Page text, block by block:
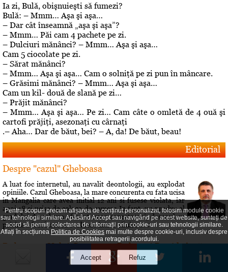
Ia zi, Bulă, obişnuieşti să fumezi?
Bulă: – Mmm… Aşa şi aşa…
– Dar cât înseamnă „aşa şi aşa”?
– Mmm… Păi cam 4 pachete pe zi.
– Dulciuri mănânci? – Mmm… Aşa şi aşa…
Cam 5 ciocolate pe zi.
– Sărat mănânci?
– Mmm… Aşa şi aşa… Cam o solniţă pe zi pun în mâncare.
– Grăsimi mănânci? – Mmm… Aşa şi aşa…
Cam un kil- două de slană pe zi…
– Prăjit mănânci?
– Mmm… Aşa şi aşa… Pe zi… Cam câte o omletă de 4 ouă şi
cartofi prăjiţi, asezonaţi cu cârnaţi
.– Aha… Dar de băut, bei? – A, da! De băut, beau!
Editorial
Despre "cazul" Gheboasa
A luat foc internetul, au navalit deontologii, au explodat
opiniile. Cazul Gheboasa, la mare concurenta cu fata ucisa
in Mangalia care avea initial 12 ani si fusese violata, iar
apoi 18 si ucisa de colega de camera In fapt, un produs al
gradului de cultura aferent unor concetateni, domnul cu
pricina a fost lasat sa evolueze intr-o siluire a...
Roberta vs Volo! Game, set: Roberta! Partida încă se
Pentru scopuri precum afișarea de conținut personalizat, folosim module cookie
sau tehnologii similare. Apăsând Accept sau navigând pe acest website, sunteți de
acord să permiți colectarea de informații prin cookie-uri sau tehnologii similare.
Aflați în secțiunea Politica de Cookies mai multe despre cookie-uri, inclusiv despre
posibilitatea retragerii acordului.